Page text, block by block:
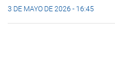
3 DE MAYO DE 2026 - 16:45